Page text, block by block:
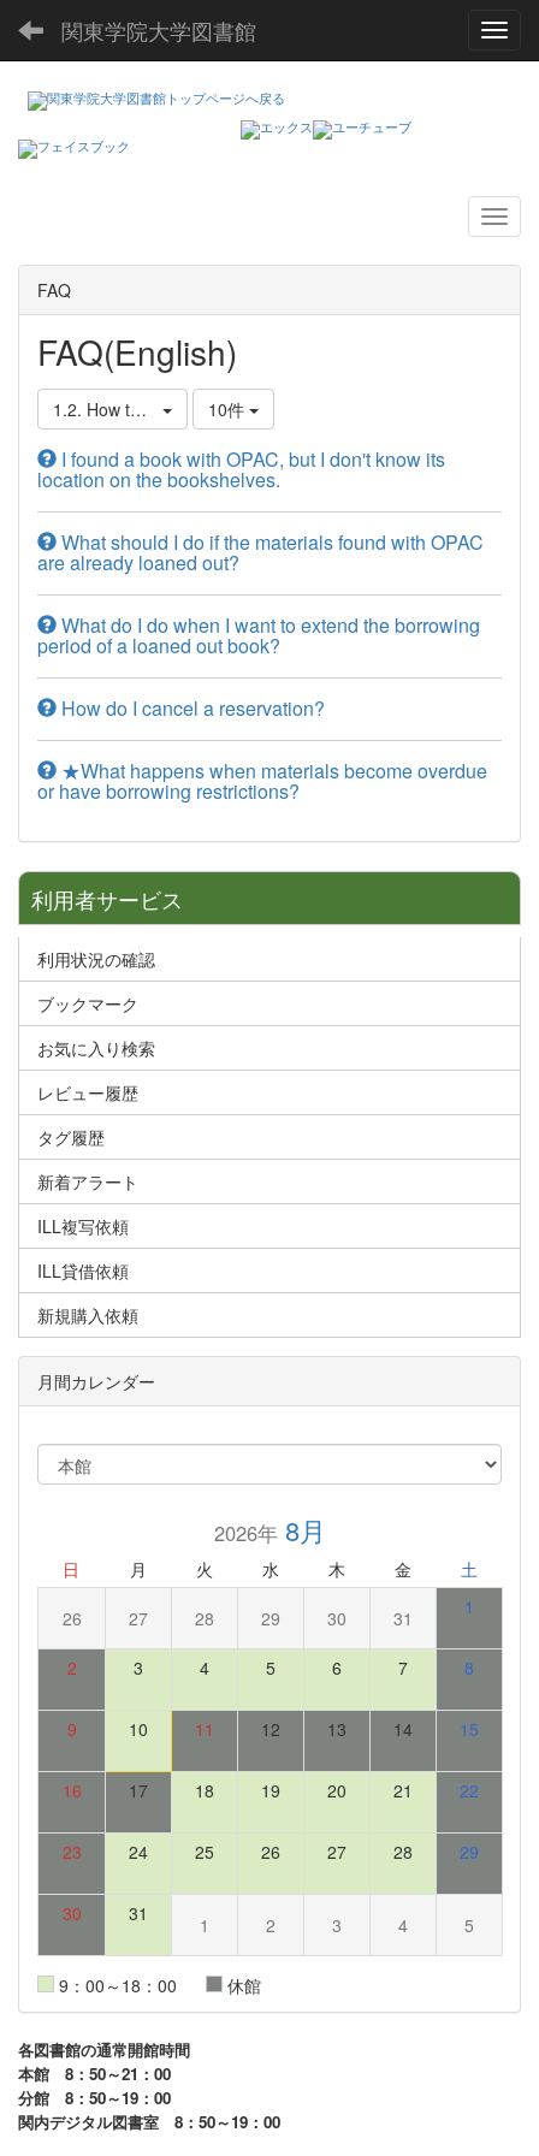
関東学院大学図書館
FAQ
FAQ(English)
1.2. How to Find, Borrow, and Reserve Books
10件
I found a book with OPAC, but I don't know its
location on the bookshelves.
What should I do if the materials found with OPAC
are already loaned out?
What do I do when I want to extend the borrowing
period of a loaned out book?
How do I cancel a reservation?
★What happens when materials become overdue
or have borrowing restrictions?
利用者サービス
利用状況の確認
ブックマーク
お気に入り検索
レビュー履歴
タグ履歴
新着アラート
ILL複写依頼
ILL貸借依頼
新規購入依頼
月間カレンダー
2026年8月
日 月 火 水 木 金 土
26 27 28 29 30 31 1
2 3 4 5 6 7 8
9 10 11 12 13 14 15
16 17 18 19 20 21 22
23 24 25 26 27 28 29
30 31 1 2 3 4 5
9：00～18：00 休館
各図書館の通常開館時間
本館 8：50～21：00
分館 8：50～19：00
関内デジタル図書室 8：50～19：00